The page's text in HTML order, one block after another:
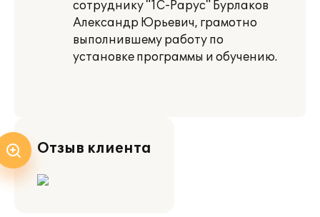
сотруднику "1С-Рарус" Бурлаков
Александр Юрьевич, грамотно
выполнившему работу по
установке программы и обучению.
Отзыв клиента